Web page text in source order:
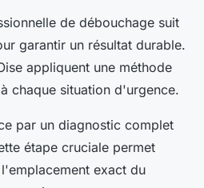
de débouchage suit
garantir un résultat durable.
appliquent une méthode
chaque situation d'urgence.
par un diagnostic complet
étape cruciale permet
exact du